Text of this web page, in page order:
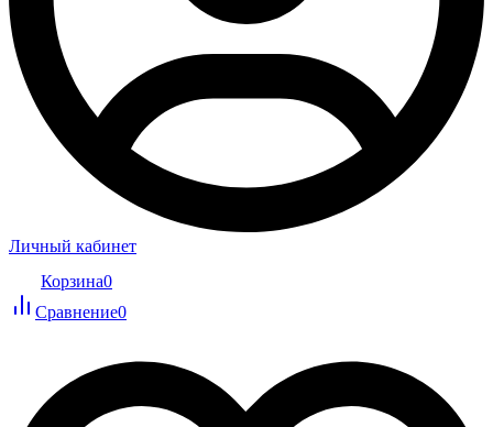
Личный кабинет
Корзина0
Сравнение0